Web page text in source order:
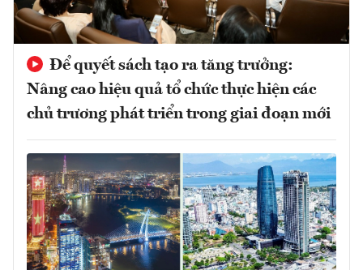
Để quyết sách tạo ra tăng trưởng:
Nâng cao hiệu quả tổ chức thực hiện các
chủ trương phát triển trong giai đoạn mới